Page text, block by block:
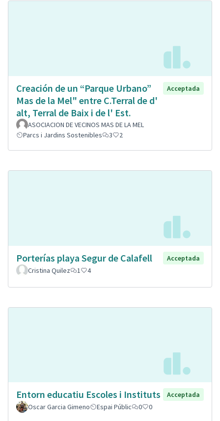
Creación de un “Parque Urbano”
Mas de la Mel" entre C.Terral de d'
alt, Terral de Baix i de l' Est.
Acceptada
ASOCIACION DE VECINOS MAS DE LA MEL
Parcs i Jardins Sostenibles
3 2
Porterías playa Segur de Calafell
Acceptada
Cristina Quilez
1 4
Entorn educatiu Escoles i Instituts
Acceptada
Oscar Garcia Gimeno
Espai Públic 0 0